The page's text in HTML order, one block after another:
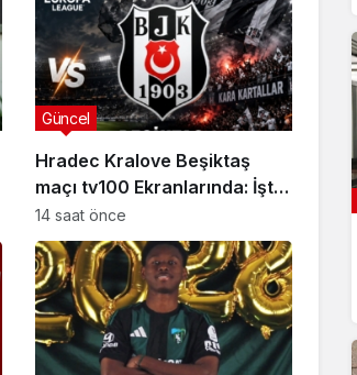
Hradec Kralove Beşiktaş
maçı tv100 Ekranlarında: İşte
Karşılaşmanın Detayları
Güncel
14 saat önce